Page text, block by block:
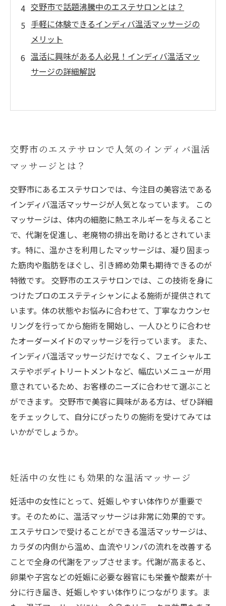
交野市で話題沸騰中のエステサロンとは？
手軽に体験できるインディバ温活マッサージの
メリット
温活に興味がある人必見！インディバ温活マッ
サージの詳細解説
交野市のエステサロンで人気のインディバ温活
マッサージとは？
交野市にあるエステサロンでは、今注目の美容法である
インディバ温活マッサージが人気となっています。 この
マッサージは、体内の細胞に熱エネルギーを与えること
で、代謝を促進し、老廃物の排出を助けるとされていま
す。特に、温かさを利用したマッサージは、凝り固まっ
た筋肉や脂肪をほぐし、引き締め効果も期待できるのが
特徴です。 交野市のエステサロンでは、この技術を身に
つけたプロのエステティシャンによる施術が提供されて
います。体の状態やお悩みに合わせて、丁寧なカウンセ
リングを行ってから施術を開始し、一人ひとりに合わせ
たオーダーメイドのマッサージを行っています。 また、
インディバ温活マッサージだけでなく、フェイシャルエ
ステやボディトリートメントなど、幅広いメニューが用
意されているため、お客様のニーズに合わせて選ぶこと
ができます。 交野市で美容に興味がある方は、ぜひ詳細
をチェックして、自分にぴったりの施術を受けてみては
いかがでしょうか。
妊活中の女性にも効果的な温活マッサージ
妊活中の女性にとって、妊娠しやすい体作りが重要で
す。そのために、温活マッサージは非常に効果的です。
エステサロンで受けることができる温活マッサージは、
カラダの内側から温め、血流やリンパの流れを改善する
ことで全身の代謝をアップさせます。代謝が高まると、
卵巣や子宮などの妊娠に必要な器官にも栄養や酸素が十
分に行き届き、妊娠しやすい体作りにつながります。ま